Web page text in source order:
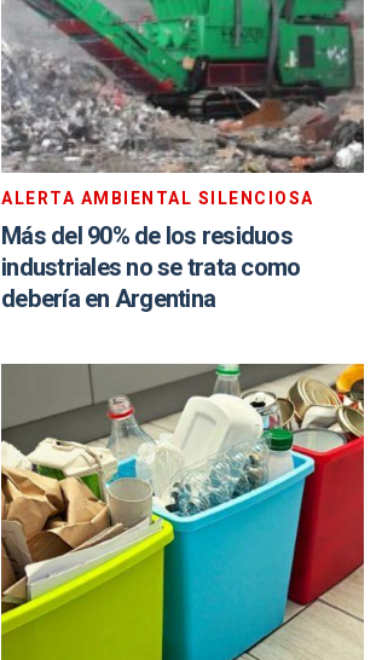
ALERTA AMBIENTAL SILENCIOSA
Más del 90% de los residuos
industriales no se trata como
debería en Argentina